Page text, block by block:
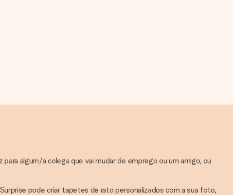
algum/a colega que vai mudar de emprego ou um amigo, ou
pode criar tapetes de rato personalizados com a sua foto,